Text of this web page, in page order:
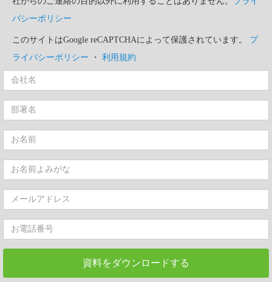
バシーポリシー
このサイトはGoogle reCAPTCHAによって保護されています。 プ
ライバシーポリシー ・ 利用規約
資料をダウンロードする